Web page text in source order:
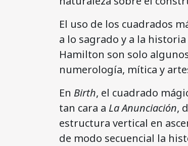
El uso de los cuadrados
a lo sagrado y a la
Hamilton son solo
numerología, mítica y
En Birth, el cuadrado
tan cara a La Anunciación,
estructura vertical en
de modo secuencial la